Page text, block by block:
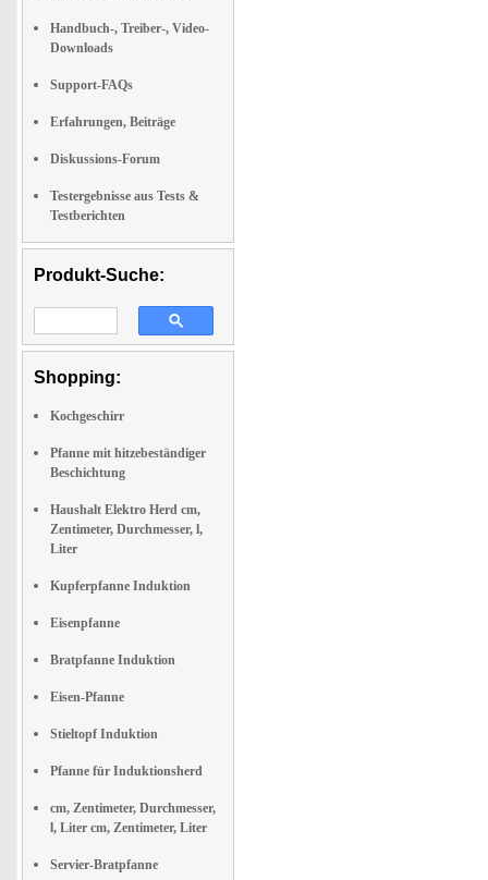
Handbuch-, Treiber-, Video-
Downloads
Support-FAQs
Erfahrungen, Beiträge
Diskussions-Forum
Testergebnisse aus Tests &
Testberichten
Produkt-Suche:
Shopping:
Kochgeschirr
Pfanne mit hitzebeständiger
Beschichtung
Haushalt Elektro Herd cm,
Zentimeter, Durchmesser, l,
Liter
Kupferpfanne Induktion
Eisenpfanne
Bratpfanne Induktion
Eisen-Pfanne
Stieltopf Induktion
Pfanne für Induktionsherd
cm, Zentimeter, Durchmesser,
l, Liter cm, Zentimeter, Liter
Servier-Bratpfanne